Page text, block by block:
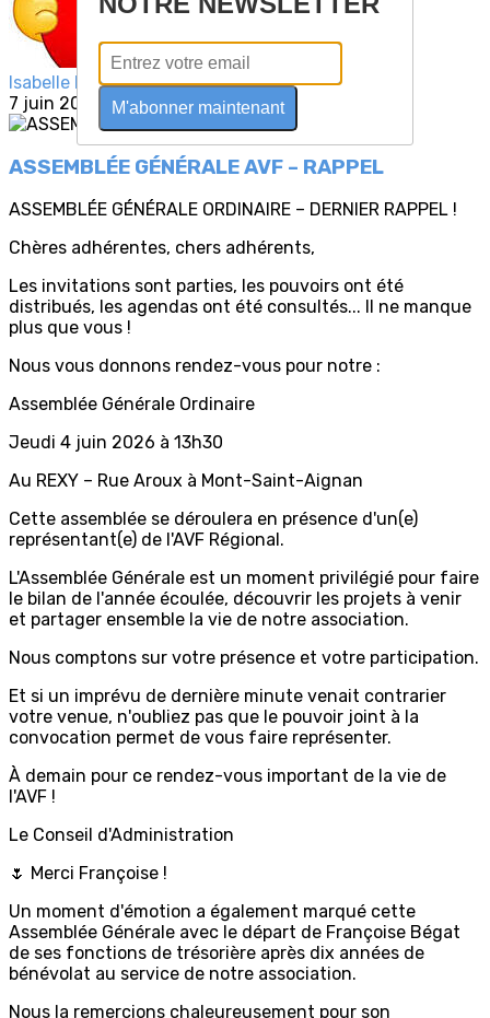
Isabelle KONAM
7 juin 2026
ASSEMBLÉE GÉNÉRALE AVF – RAPPEL
ASSEMBLÉE GÉNÉRALE ORDINAIRE – DERNIER RAPPEL !
Chères adhérentes, chers adhérents,
Les invitations sont parties, les pouvoirs ont été
distribués, les agendas ont été consultés... Il ne manque
plus que vous !
Nous vous donnons rendez-vous pour notre :
Assemblée Générale Ordinaire
Jeudi 4 juin 2026 à 13h30
Au REXY – Rue Aroux à Mont-Saint-Aignan
Cette assemblée se déroulera en présence d'un(e)
représentant(e) de l'AVF Régional.
L'Assemblée Générale est un moment privilégié pour faire
le bilan de l'année écoulée, découvrir les projets à venir
et partager ensemble la vie de notre association.
Nous comptons sur votre présence et votre participation.
Et si un imprévu de dernière minute venait contrarier
votre venue, n'oubliez pas que le pouvoir joint à la
convocation permet de vous faire représenter.
À demain pour ce rendez-vous important de la vie de
l'AVF !
Le Conseil d'Administration
🌷 Merci Françoise !
Un moment d'émotion a également marqué cette
Assemblée Générale avec le départ de Françoise Bégat
de ses fonctions de trésorière après dix années de
bénévolat au service de notre association.
Nous la remercions chaleureusement pour son
M'abonner maintenant